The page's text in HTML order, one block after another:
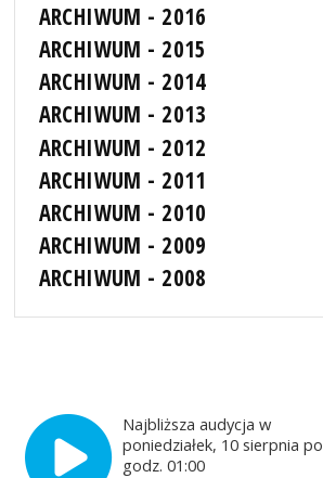
ARCHIWUM - 2016
ARCHIWUM - 2015
ARCHIWUM - 2014
ARCHIWUM - 2013
ARCHIWUM - 2012
ARCHIWUM - 2011
ARCHIWUM - 2010
ARCHIWUM - 2009
ARCHIWUM - 2008
Najbliższa audycja w
poniedziałek, 10 sierpnia po
godz. 01:00